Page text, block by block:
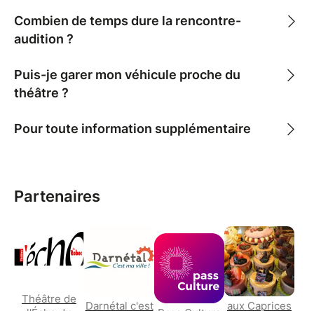
Combien de temps dure la rencontre-
audition ?
Puis-je garer mon véhicule proche du
théâtre ?
Pour toute information supplémentaire
Partenaires
Théâtre de
Darnétal c'est
aux Caprices